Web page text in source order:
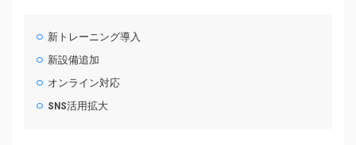
新トレーニング導入
新設備追加
オンライン対応
SNS活用拡大